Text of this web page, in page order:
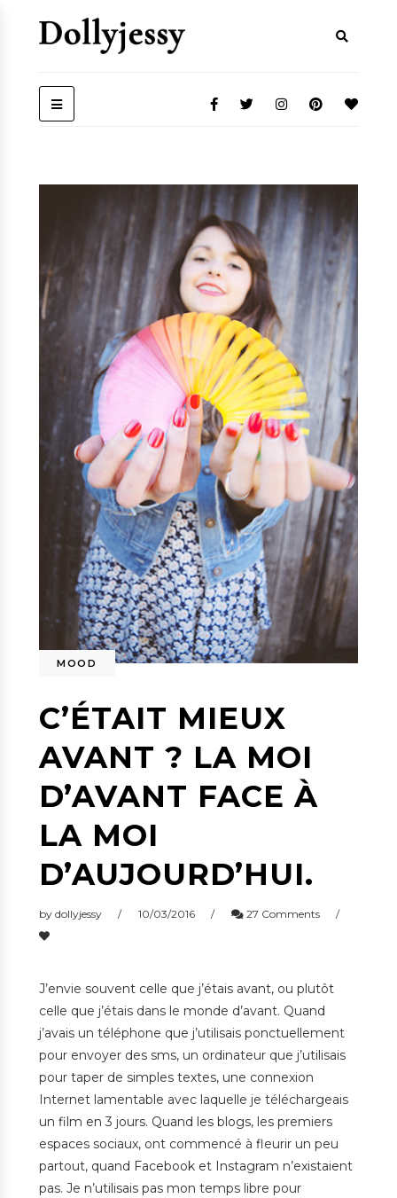
MOOD
C’ÉTAIT MIEUX
AVANT ? LA MOI
D’AVANT FACE À
LA MOI
D’AUJOURD’HUI.
by dollyjessy 10/03/2016 27 Comments
J’envie souvent celle que j’étais avant, ou plutôt
celle que j’étais dans le monde d’avant. Quand
j’avais un téléphone que j’utilisais ponctuellement
pour envoyer des sms, un ordinateur que j’utilisais
pour taper de simples textes, une connexion
Internet lamentable avec laquelle je téléchargeais
un film en 3 jours. Quand les blogs, les premiers
espaces sociaux, ont commencé à fleurir un peu
partout, quand Facebook et Instagram n’existaient
pas. Je n’utilisais pas mon temps libre pour